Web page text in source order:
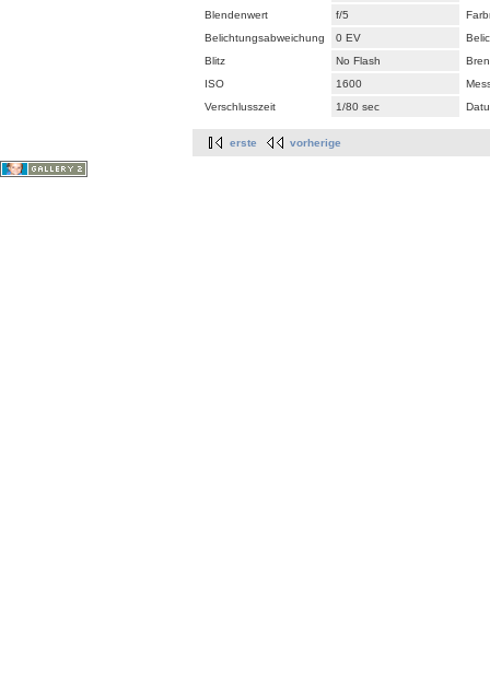
Blendenwert
f/5
Belichtungsabweichung
0 EV
Blitz
No Flash
ISO
1600
Verschlusszeit
1/80 sec
erste vorherige